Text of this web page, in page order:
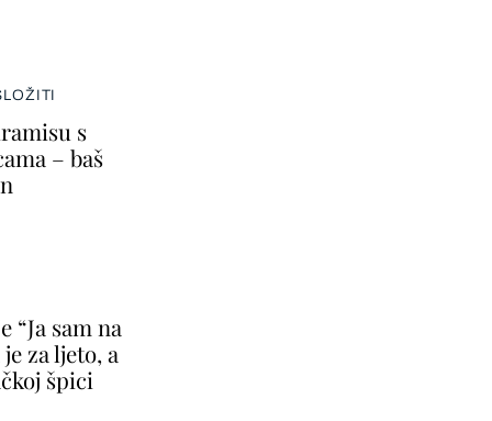
s
– baš
“Ja sam na
za ljeto, a
špici